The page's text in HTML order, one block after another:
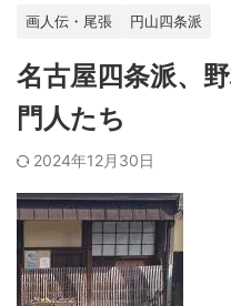
画人伝・尾張 円山四条派
名古屋四条派、
門人たち
2024年12月30日